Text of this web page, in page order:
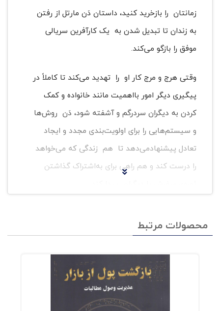
زمانتان را بازخرید کنید، داستان دَن مارتل از رفتن
به زندان تا تبدیل شدن به یک کارآفرین سریالی
موفق را بازگو می‌کند.
وقتی هرج و مرج کار او را تهدید می‌کند تا کاملاً در
پیگیری دیگر امور بااهمیت مانند خانواده و کمک
کردن به دیگران سردرگم و آشفته شود، دَن روش‌ها
و سیستم‌هایی را برای اولویت‌بندی مجدد و ایجاد
تعادل پیشنهادمی‌دهد تا هم زندگی که می‌خواهد
را درست کند و هم راهی برای به‌اشتراک گذاشتن
است که به آزادسازی زمان می‌پردازد. این کتاب
کسب‌وکارها را در حالی گسترش داده که زندگی
خارق‌العاده‌ای را هم تجربه کرده است.
محصولات مرتبط